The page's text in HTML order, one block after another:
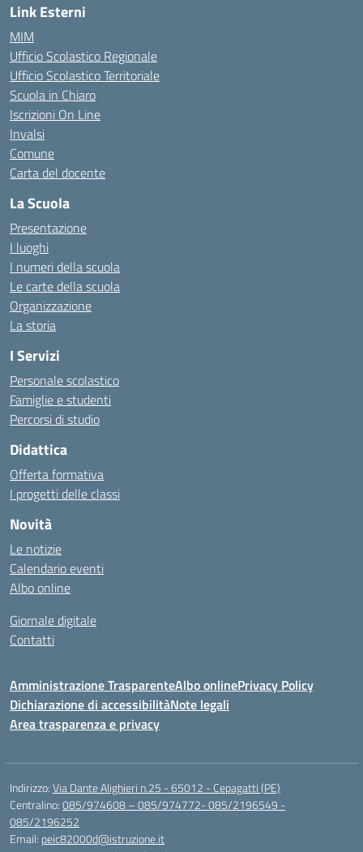
Link Esterni
MIM
Ufficio Scolastico Regionale
Ufficio Scolastico Territoriale
Scuola in Chiaro
Iscrizioni On Line
Invalsi
Comune
Carta del docente
La Scuola
Presentazione
I luoghi
I numeri della scuola
Le carte della scuola
Organizzazione
La storia
I Servizi
Personale scolastico
Famiglie e studenti
Percorsi di studio
Didattica
Offerta formativa
I progetti delle classi
Novità
Le notizie
Calendario eventi
Albo online
Giornale digitale
Contatti
Amministrazione TrasparenteAlbo onlinePrivacy Policy
Dichiarazione di accessibilitàNote legali
Area trasparenza e privacy
Indirizzo:Via Dante Alighieri n.25 - 65012 - Cepagatti (PE)
Centralino:085/974608 – 085/974772- 085/2196549 -
085/2196252
Email: peic82000d@istruzione.it